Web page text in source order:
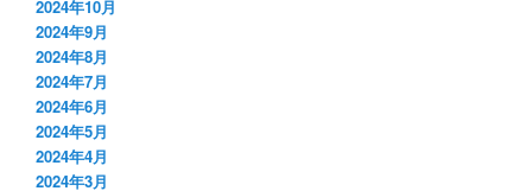
2024年10月
2024年9月
2024年8月
2024年7月
2024年6月
2024年5月
2024年4月
2024年3月